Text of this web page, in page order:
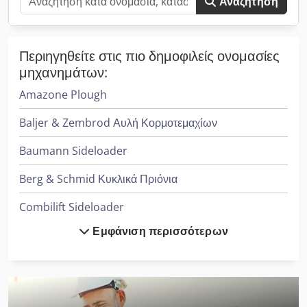
Περιηγηθείτε στις πιο δημοφιλείς ονομασίες
μηχανημάτων:
Amazone Plough
Baljer & Zembrod Αυλή Κορμοτεμαχίων
Baumann Sideloader
Berg & Schmid Κυκλικά Πριόνια
Combilift Sideloader
Cvs Ferrari ReachstackerΕμφάνιση περισσότερων